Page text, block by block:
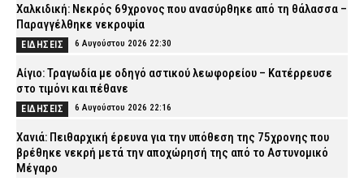
Χαλκιδική: Νεκρός 69χρονος που ανασύρθηκε από τη θάλασσα –
Παραγγέλθηκε νεκροψία
ΕΙΔΗΣΕΙΣ 6 Αυγούστου 2026 22:30
Αίγιο: Τραγωδία με οδηγό αστικού λεωφορείου – Κατέρρευσε
στο τιμόνι και πέθανε
ΕΙΔΗΣΕΙΣ 6 Αυγούστου 2026 22:16
Χανιά: Πειθαρχική έρευνα για την υπόθεση της 75χρονης που
βρέθηκε νεκρή μετά την αποχώρησή της από το Αστυνομικό
Μέγαρο